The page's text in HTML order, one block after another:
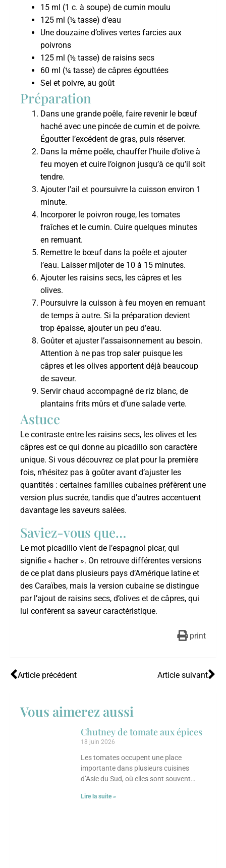
15 ml (1 c. à soupe) de cumin moulu
125 ml (½ tasse) d’eau
Une douzaine d’olives vertes farcies aux
poivrons
125 ml (½ tasse) de raisins secs
60 ml (¼ tasse) de câpres égouttées
Sel et poivre, au goût
Préparation
Dans une grande poêle, faire revenir le bœuf
haché avec une pincée de cumin et de poivre.
Égoutter l’excédent de gras, puis réserver.
Dans la même poêle, chauffer l’huile d’olive à
feu moyen et cuire l’oignon jusqu’à ce qu’il soit
tendre.
Ajouter l’ail et poursuivre la cuisson environ 1
minute.
Incorporer le poivron rouge, les tomates
fraîches et le cumin. Cuire quelques minutes
en remuant.
Remettre le bœuf dans la poêle et ajouter
l’eau. Laisser mijoter de 10 à 15 minutes.
Ajouter les raisins secs, les câpres et les
olives.
Poursuivre la cuisson à feu moyen en remuant
de temps à autre. Si la préparation devient
trop épaisse, ajouter un peu d’eau.
Goûter et ajuster l’assaisonnement au besoin.
Attention à ne pas trop saler puisque les
câpres et les olives apportent déjà beaucoup
de saveur.
Servir chaud accompagné de riz blanc, de
plantains frits mûrs et d’une salade verte.
Astuce
Le contraste entre les raisins secs, les olives et les
câpres est ce qui donne au picadillo son caractère
unique. Si vous découvrez ce plat pour la première
fois, n’hésitez pas à goûter avant d’ajuster les
quantités : certaines familles cubaines préfèrent une
version plus sucrée, tandis que d’autres accentuent
davantage les saveurs salées.
Saviez-vous que…
Le mot picadillo vient de l’espagnol picar, qui
signifie « hacher ». On retrouve différentes versions
de ce plat dans plusieurs pays d’Amérique latine et
des Caraïbes, mais la version cubaine se distingue
par l’ajout de raisins secs, d’olives et de câpres, qui
lui confèrent sa saveur caractéristique.
print
Article précédent Article suivant
Vous aimerez aussi
Chutney de tomate aux épices
18 juin 2026
Les tomates occupent une place
importante dans plusieurs cuisines
d’Asie du Sud, où elles sont souvent
condiments parfumés. Ce chutney
Lire la suite »